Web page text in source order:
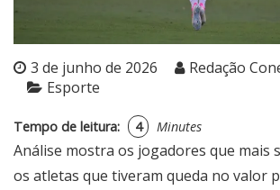
3 de junho de 2026
Redação
Esporte
Tempo de leitura: 4 Minutes
Análise mostra os jogadores que mais
os atletas que tiveram queda no valor